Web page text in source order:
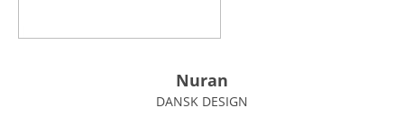
Nuran
DANSK DESIGN